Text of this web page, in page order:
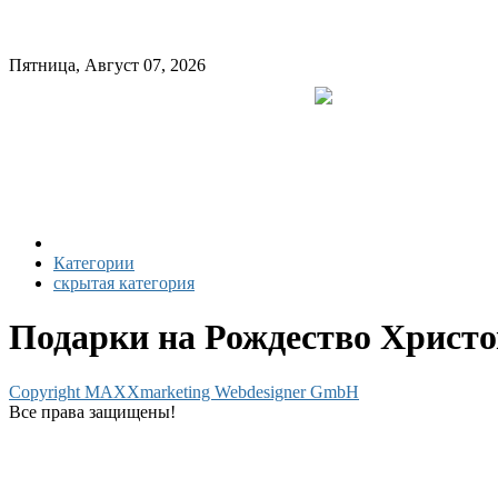
Пятница, Август 07, 2026
Категории
скрытая категория
Подарки на Рождество
Copyright MAXXmarketing Webdesigner GmbH
Все права защищены!